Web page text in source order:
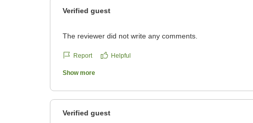
「満足の一言」とおっしゃっていただけたことが、私
であり、これ以上の喜びはございません。
お住まいの場所からは少し足を延ばしていただく距離
全く異なる美しい表情を見せてくれます。
ぜひまた日常の喧騒を離れ、羽を伸ばしたくなられた際
ご利用いただき誠にありがとうございました。
Verified guest
The reviewer did not write any comments.
Report Helpful
Show more
Verified guest